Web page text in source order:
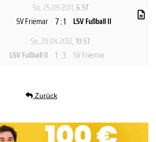
So, 25.09.2011, 6.ST
SV Friemar 7 : 1
LSV Fußball II
So, 29.04.2012, 19.ST
LSV Fußball II 1 : 3 SV Friemar
Zurück